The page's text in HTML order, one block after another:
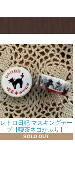
レトロ日記 マスキングテー
プ【喫茶ネコかぶり】
SOLD OUT